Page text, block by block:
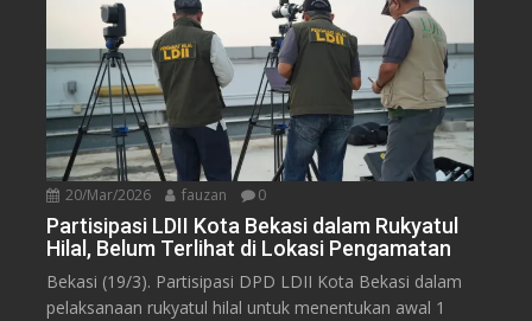
20/Mar/2026 fauzan 0
Partisipasi LDII Kota Bekasi dalam Rukyatul
Hilal, Belum Terlihat di Lokasi Pengamatan
Bekasi (19/3). Partisipasi DPD LDII Kota Bekasi dalam
pelaksanaan rukyatul hilal untuk menentukan awal 1